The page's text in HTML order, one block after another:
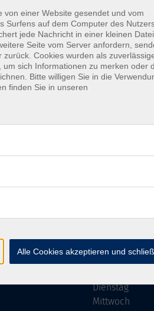
Wir machen
Ab Montag,
Montag
Dienstag
Mittwoch
einer Website gesendet und vom
Surfens auf dem Computer des
jede Nachricht in einer kleinen
Seite vom Server anfordern,
Cookies wurden als
sich Informationen zu merken oder
Bitte willigen Sie in die
finden Sie in unseren
Alle Cookies akzeptieren und